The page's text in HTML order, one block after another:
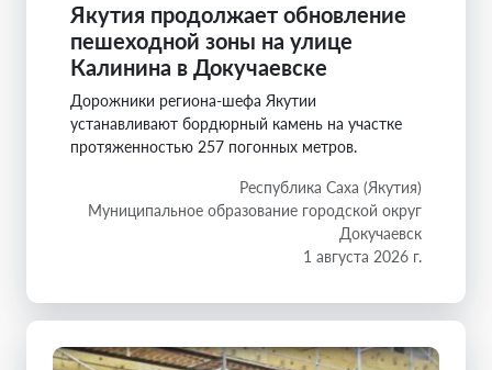
Якутия продолжает обновление
пешеходной зоны на улице
Калинина в Докучаевске
Дорожники региона-шефа Якутии
устанавливают бордюрный камень на участке
протяженностью 257 погонных метров.
Республика Саха (Якутия)
Муниципальное образование городской округ
Докучаевск
1 августа 2026 г.